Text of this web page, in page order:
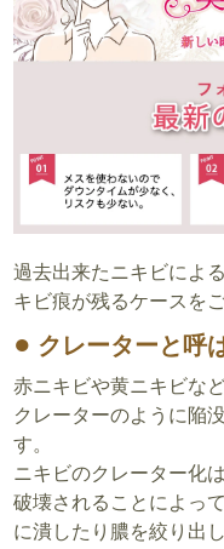
過去出来たニキビによ
キビ痕が残るケースを
クレーターと呼
赤ニキビや黄ニキビな
クレーターのように陥
す。
ニキビのクレーター化
破壊されることによっ
に潰したり膿を絞り出